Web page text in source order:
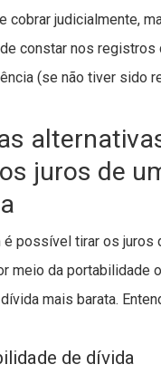
cobrar judicialmente,
constar nos registros
(se não tiver sido
juros de
é possível tirar os juros
meio da portabilidade
mais barata.
de dívida